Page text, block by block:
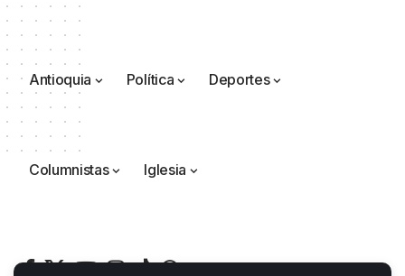
Antioquia Política Deportes
Columnistas Iglesia